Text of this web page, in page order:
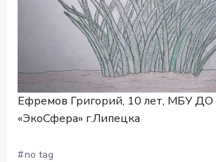
Ефремов Григорий, 10 лет, МБУ
«ЭкоСфера» г.Липецка
#no tag